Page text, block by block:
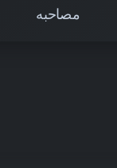
مصاحبه